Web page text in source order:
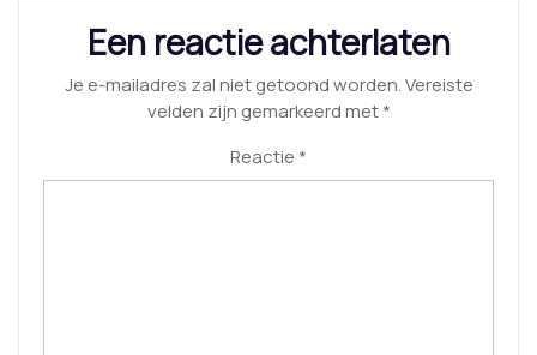
Een reactie achterlaten
Je e-mailadres zal niet getoond worden.Vereiste
velden zijn gemarkeerd met*
Reactie *